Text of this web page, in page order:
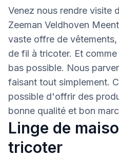
Venez nous rendre visite
Zeeman Veldhoven
vaste offre de
de fil à tricoter. Et
bas possible. Nous
faisant tout simplement.
possible d'offrir des
bonne qualité et bon
Linge de
tricoter